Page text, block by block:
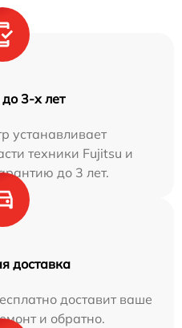
3-х лет
устанавливает
техники Fujitsu и
до 3 лет.
доставка
доставит ваше
и обратно.